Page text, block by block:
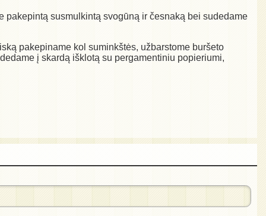
susmulkintą svogūną ir česnaką bei sudedame
pakepiname kol suminkštės, užbarstome buršeto
į skardą išklotą su pergamentiniu popieriumi,